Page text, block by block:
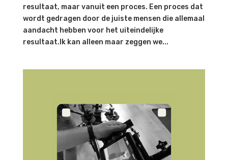
resultaat, maar vanuit een proces. Een proces dat
wordt gedragen door de juiste mensen die allemaal
aandacht hebben voor het uiteindelijke
resultaat.Ik kan alleen maar zeggen we...